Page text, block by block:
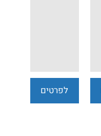
לפרטים